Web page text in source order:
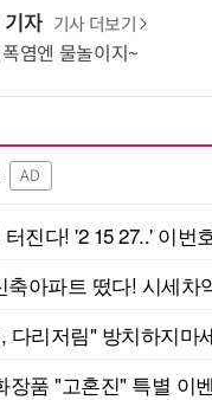
자 기사 더보기
염엔 물놀이지~
AD